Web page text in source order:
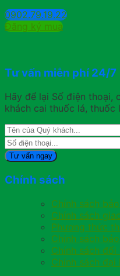
0902.79.19.22
Đăng ký mua
Tư vấn miễn phí 24/7
Hãy để lại Số điện thoại,
khách cai thuốc lá, thuốc
Chính sách
Chính sách
Chính sách
Phương thức
Chính sách
Chính sách đổi
Chính sách đại